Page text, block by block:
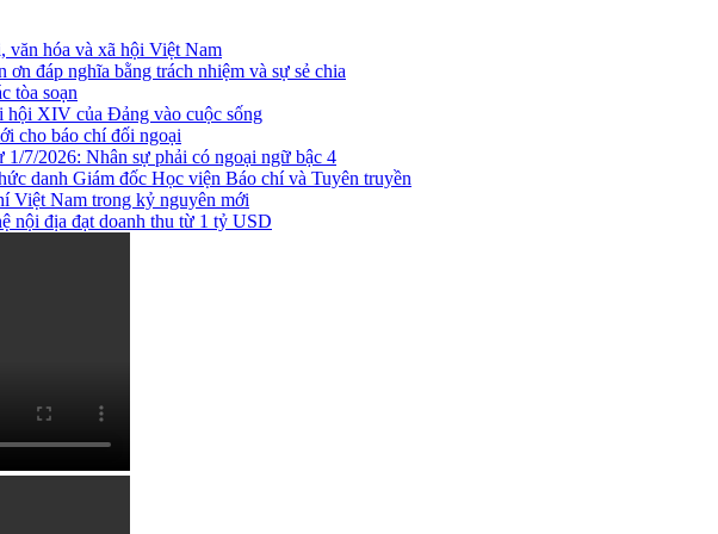
văn hóa và xã hội Việt Nam
đáp nghĩa bằng trách nhiệm và sự sẻ chia
tòa soạn
hội XIV của Đảng vào cuộc sống
cho báo chí đối ngoại
7/2026: Nhân sự phải có ngoại ngữ bậc 4
danh Giám đốc Học viện Báo chí và Tuyên truyền
Việt Nam trong kỷ nguyên mới
nội địa đạt doanh thu từ 1 tỷ USD